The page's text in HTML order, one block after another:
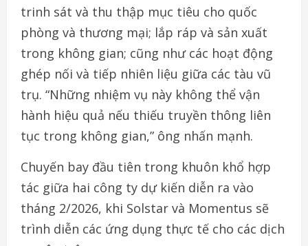
trinh sát và thu thập mục tiêu cho quốc
phòng và thương mại; lắp ráp và sản xuất
trong không gian; cũng như các hoạt động
ghép nối và tiếp nhiên liệu giữa các tàu vũ
trụ. “Những nhiệm vụ này không thể vận
hành hiệu quả nếu thiếu truyền thông liên
tục trong không gian,” ông nhấn mạnh.
Chuyến bay đầu tiên trong khuôn khổ hợp
tác giữa hai công ty dự kiến diễn ra vào
tháng 2/2026, khi Solstar và Momentus sẽ
trình diễn các ứng dụng thực tế cho các dịch